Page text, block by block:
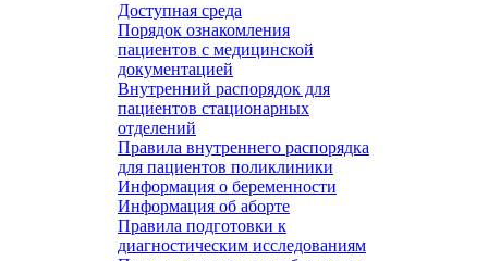
Доступная среда
Порядок ознакомления
пациентов с медицинской
документацией
Внутренний распорядок для
пациентов стационарных
отделений
Правила внутреннего распорядка
для пациентов поликлиники
Информация о беременности
Информация об аборте
Правила подготовки к
диагностическим исследованиям